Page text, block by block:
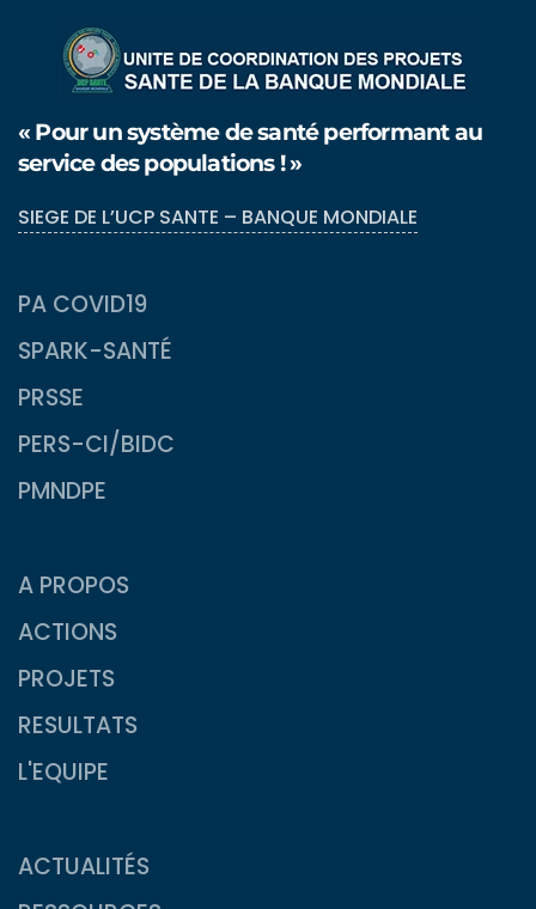
« Pour un système de santé performant au
service des populations ! »
SIEGE DE L’UCP SANTE – BANQUE MONDIALE
PA COVID19
SPARK-SANTÉ
PRSSE
PERS-CI/BIDC
PMNDPE
A PROPOS
ACTIONS
PROJETS
RESULTATS
L'EQUIPE
ACTUALITÉS